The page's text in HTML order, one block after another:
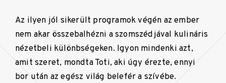
Az ilyen jól sikerült programok végén az ember
nem akar összebalhézni a szomszédjával kulináris
nézetbeli különbségeken. Igyon mindenki azt,
amit szeret, mondta Toti, aki úgy érezte, ennyi
bor után az egész világ belefér a szívébe.